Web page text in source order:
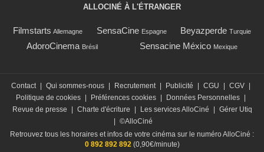
ALLOCINÉ À L'ÉTRANGER
Filmstarts Allemagne SensaCine Espagne Beyazperde Turquie
AdoroCinema Brésil Sensacine México Mexique
Contact Qui sommes-nous Recrutement Publicité CGU CGV
Politique de cookies
Préférences cookies Données Personnelles
Revue de presse
Charte d'écriture Les services AlloCiné
Gérer Utiq
©AlloCiné
Retrouvez tous les horaires et infos de votre cinéma sur le numéro AlloCiné :
0 892 892 892(0,90€/minute)